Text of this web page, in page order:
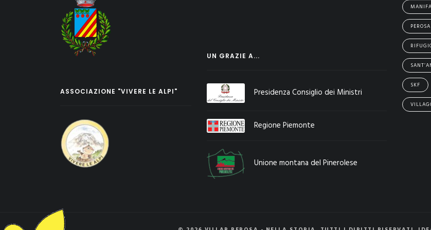
ASSOCIAZIONE "VIVERE LE ALPI"
UN GRAZIE A...
Presidenza Consiglio dei Ministri
Regione Piemonte
Unione montana del Pinerolese
SKF